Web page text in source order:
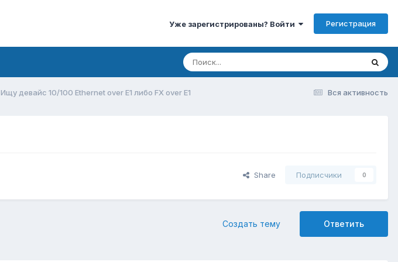
Уже зарегистрированы? Войти Регистрация
Вся активность
Ищу девайс 10/100 Ethernet over E1 либо FX over E1
Share Подписчики 0
Ответить
Создать тему